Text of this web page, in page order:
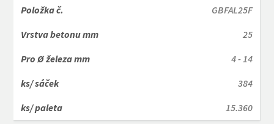
GBFAL25F
25
4 - 14
384
15.360